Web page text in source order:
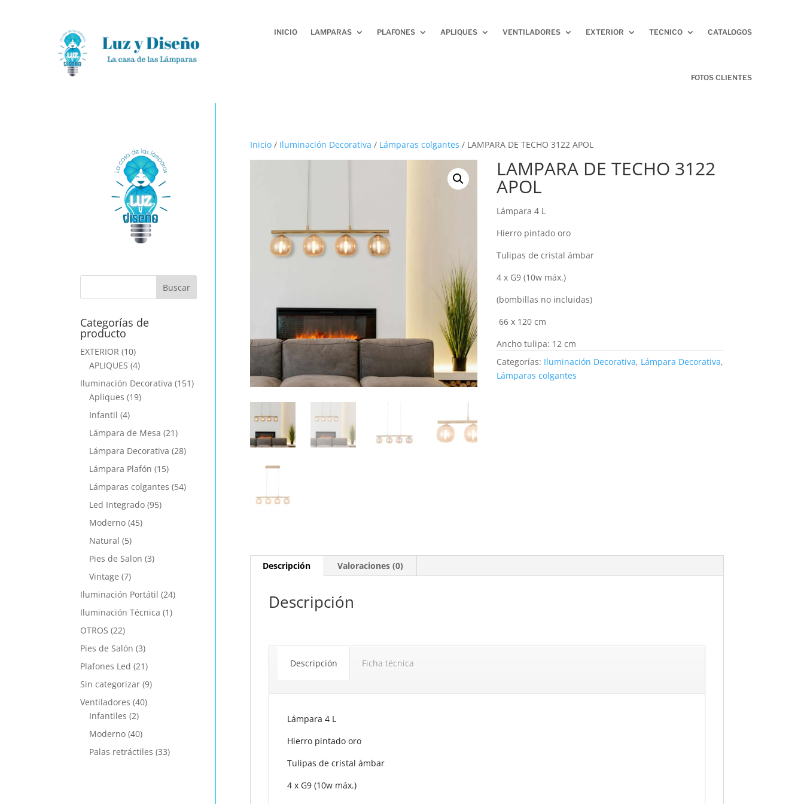
INICIO LAMPARAS PLAFONES APLIQUES VENTILADORES EXTERIOR TECNICO CATALOGOS
FOTOS CLIENTES
Inicio/ Iluminación Decorativa / Lámparas colgantes / LAMPARA DE TECHO 3122 APOL
LAMPARA DE TECHO 3122
APOL
Lámpara 4 L
Hierro pintado oro
Tulipas de cristal ámbar
4 x G9 (10w máx.)
(bombillas no incluidas)
66 x 120 cm
Ancho tulipa: 12 cm
Categorías: Iluminación Decorativa, Lámpara Decorativa,
Lámparas colgantes
Descripción Valoraciones (0)
Descripción
Descripción Ficha técnica
Lámpara 4 L
Hierro pintado oro
Tulipas de cristal ámbar
4 x G9 (10w máx.)
Categorías de
producto
EXTERIOR (10)
APLIQUES (4)
Iluminación Decorativa (151)
Apliques (19)
Infantil (4)
Lámpara de Mesa (21)
Lámpara Decorativa (28)
Lámpara Plafón (15)
Lámparas colgantes (54)
Led Integrado (95)
Moderno (45)
Natural (5)
Pies de Salon (3)
Vintage (7)
Iluminación Portátil (24)
Iluminación Técnica (1)
OTROS (22)
Pies de Salón (3)
Plafones Led (21)
Sin categorizar (9)
Ventiladores (40)
Infantiles (2)
Moderno (40)
Palas retráctiles (33)